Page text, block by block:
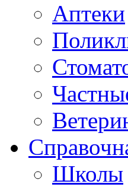
Аптеки
Школы